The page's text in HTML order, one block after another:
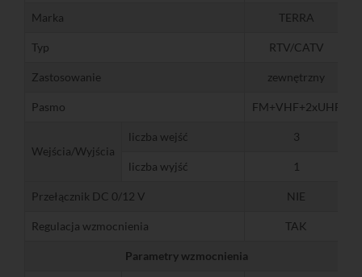
Marka TERRA
Typ RTV/CATV
Zastosowanie zewnętrzny
Pasmo FM+VHF+2xUHF
Wejścia/Wyjścia
liczba wejść 3
liczba wyjść 1
Przełącznik DC 0/12 V NIE
Regulacja wzmocnienia TAK
Parametry wzmocnienia